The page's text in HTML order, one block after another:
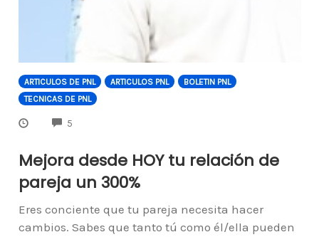
ARTICULOS DE PNL ARTICULOS PNL
BOLETIN PNL
TECNICAS DE PNL
5
Mejora desde HOY tu relación de
pareja un 300%
Eres conciente que tu pareja necesita hacer
cambios. Sabes que tanto tú como él/ella pueden